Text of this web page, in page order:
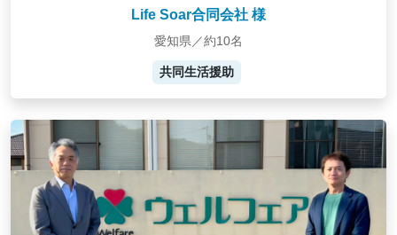
Life Soar合同会社 様
愛知県／約10名
共同生活援助